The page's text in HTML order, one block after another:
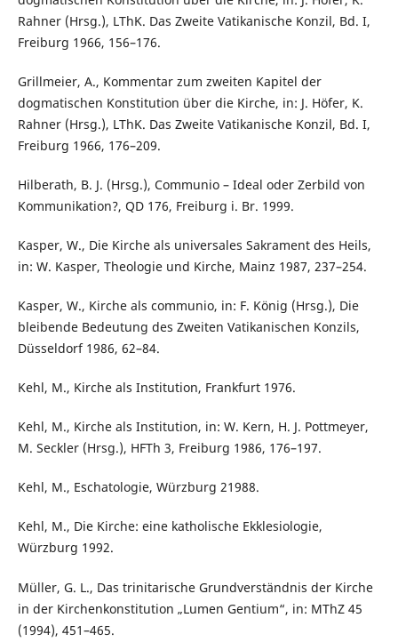
Rahner (Hrsg.), LThK. Das Zweite Vatikanische Konzil, Bd. I,
Freiburg 1966, 156–176.
Grillmeier, A., Kommentar zum zweiten Kapitel der
dogmatischen Konstitution über die Kirche, in: J. Höfer, K.
Rahner (Hrsg.), LThK. Das Zweite Vatikanische Konzil, Bd. I,
Freiburg 1966, 176–209.
Hilberath, B. J. (Hrsg.), Communio – Ideal oder Zerbild von
Kommunikation?, QD 176, Freiburg i. Br. 1999.
Kasper, W., Die Kirche als universales Sakrament des Heils,
in: W. Kasper, Theologie und Kirche, Mainz 1987, 237–254.
Kasper, W., Kirche als communio, in: F. König (Hrsg.), Die
bleibende Bedeutung des Zweiten Vatikanischen Konzils,
Düsseldorf 1986, 62–84.
Kehl, M., Kirche als Institution, Frankfurt 1976.
Kehl, M., Kirche als Institution, in: W. Kern, H. J. Pottmeyer,
M. Seckler (Hrsg.), HFTh 3, Freiburg 1986, 176–197.
Kehl, M., Eschatologie, Würzburg 21988.
Kehl, M., Die Kirche: eine katholische Ekklesiologie,
Würzburg 1992.
Müller, G. L., Das trinitarische Grundverständnis der Kirche
in der Kirchenkonstitution „Lumen Gentium“, in: MThZ 45
(1994), 451–465.